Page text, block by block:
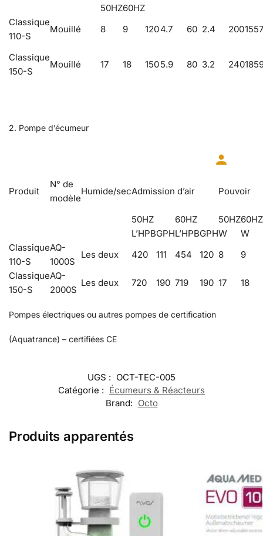
50HZ60HZ
Classique
110-S
Mouillé 8 9 1204.7 60 2.4 200155
Classique
150-S
Mouillé 17 18 1505.9 80 3.2 240185
2. Pompe d’écumeur
Produit
N° de
modèle
Humide/secAdmission d’air Pouvoir
50HZ 60HZ 50HZ60HZ
L’HPBGPHL’HPBGPHW
W
Classique
110-S
AQ-
1000S
Les deux 420 111 454 120 8
9
Classique
150-S
AQ-
2000S
Les deux 720 190 719 190 17 18
Pompes électriques ou autres pompes de certification
(Aquatrance) – certifiées CE
UGS : OCT-TEC-005
Catégorie : Écumeurs & Réacteurs
Brand: Octo
Produits apparentés